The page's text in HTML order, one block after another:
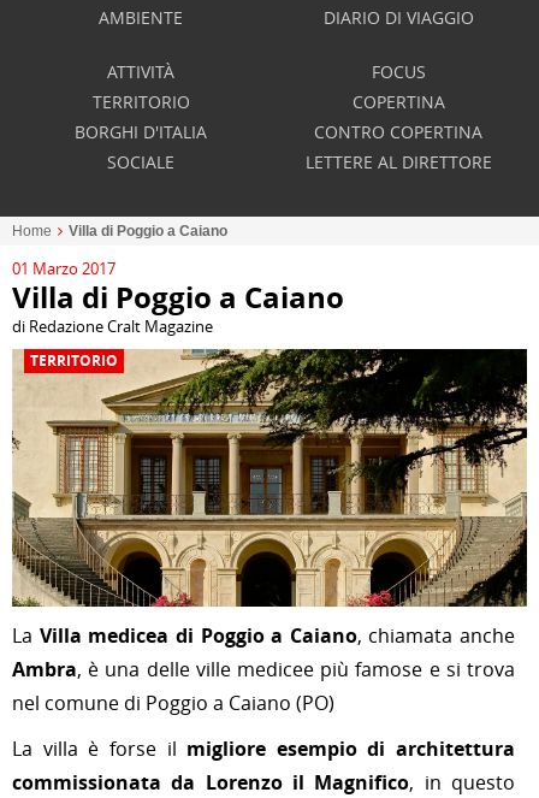
AMBIENTE
DIARIO DI VIAGGIO
ATTIVITÀ
TERRITORIO
BORGHI D'ITALIA
SOCIALE
FOCUS
COPERTINA
CONTRO COPERTINA
LETTERE AL DIRETTORE
Home Villa di Poggio a Caiano
01 Marzo 2017
Villa di Poggio a Caiano
di Redazione Cralt Magazine
TERRITORIO
La Villa medicea di Poggio a Caiano, chiamata anche
Ambra, è una delle ville medicee più famose e si trova
nel comune di Poggio a Caiano (PO)
La villa è forse il migliore esempio di architettura
commissionata da Lorenzo il Magnifico, in questo